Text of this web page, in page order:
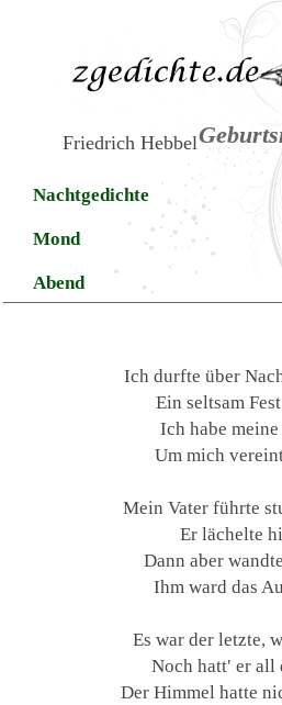
Friedrich Hebbel
Nachtgedichte
Mond
Abend
Ich durfte über
Ein seltsam
Ich habe
Um mich
Mein Vater führte
Er lächelte
Dann aber
Ihm ward das
Es war der letzte,
Noch hatt′ er
Der Himmel hatte